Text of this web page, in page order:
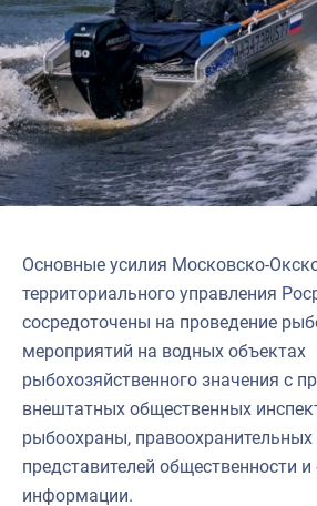
Основные усилия Московско-
территориального управления
сосредоточены на проведение
мероприятий на водных объектах
рыбохозяйственного значения с
внештатных общественных
рыбоохраны, правоохранительных
представителей общественности
информации.